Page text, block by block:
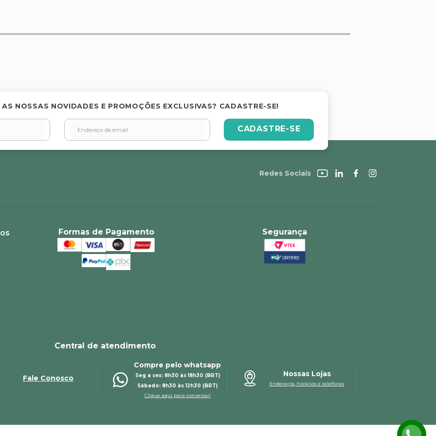
AS NOSSAS NOVIDADES E PROMOÇÕES EXCLUSIVAS? CADASTRE-SE!
CADASTRE-SE
Redes Sociais
Formas de Pagamento Segurança
Central de atendimento
Fale Conosco
Compre pelo whatsapp
Seg a sex: 8h30 às 18h30 (BRT)
Sábado: 8h30 às 12h30 (BRT)
Clique aqui para conversar!
Nossas Lojas
Endereços, horários e telefones